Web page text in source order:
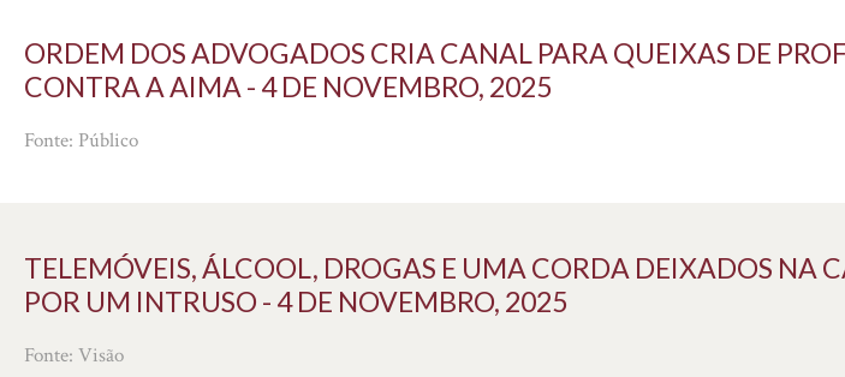
ORDEM DOS ADVOGADOS CRIA CANAL PARA QUEIXAS DE
CONTRA A AIMA - 4 DE NOVEMBRO, 2025
Fonte: Público
TELEMÓVEIS, ÁLCOOL, DROGAS E UMA CORDA DEIXADOS NA
POR UM INTRUSO - 4 DE NOVEMBRO, 2025
Fonte: Visão